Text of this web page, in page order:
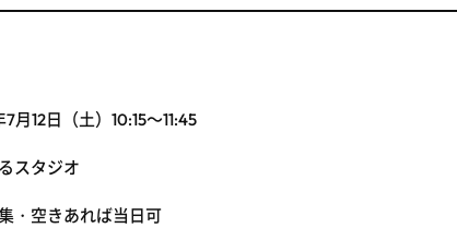
月12日（土）10:15～11:45
スタジオ
・空きあれば当日可